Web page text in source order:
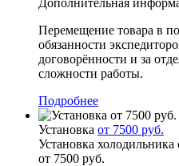
Перемещение товара в
обязанности
договорённости и за
сложности работы.
Подробнее
Установка от 7500 руб.
Установка холодильника
от 7500 руб.